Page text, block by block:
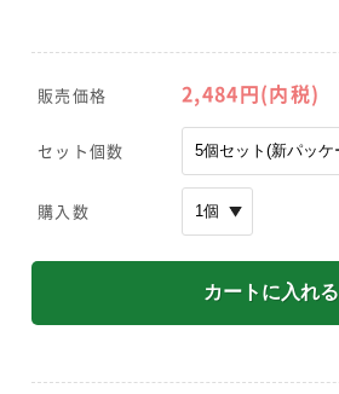
販売価格 2,484円(内税)
セット個数
購入数